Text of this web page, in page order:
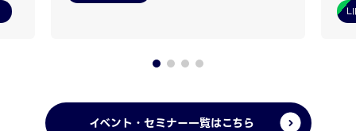
イベント・セミナー一覧はこちら